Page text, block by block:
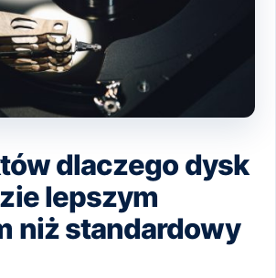
dlaczego dysk
lepszym
niż standardowy